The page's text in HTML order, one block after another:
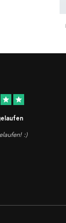
star star
:)